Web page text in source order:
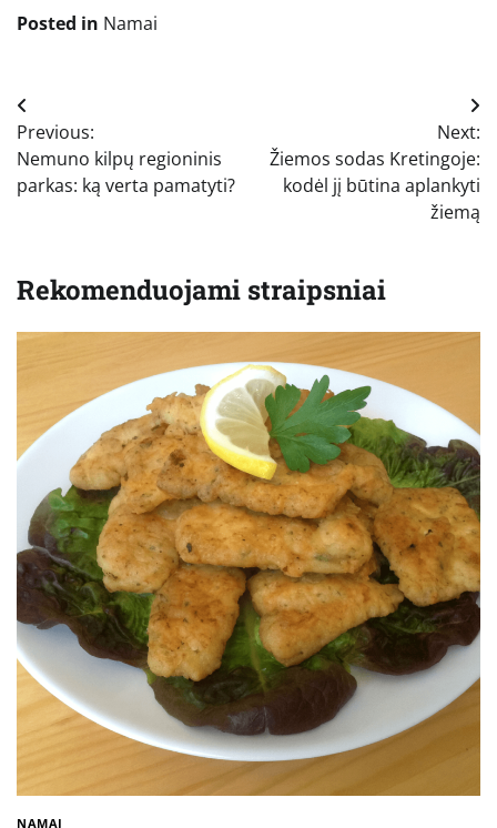
Posted in Namai
Navigacija
tarp
įrašų
Previous:
Nemuno kilpų regioninis
parkas: ką verta pamatyti?
Next:
Žiemos sodas Kretingoje:
kodėl jį būtina aplankyti
žiemą
Rekomenduojami straipsniai
NAMAI